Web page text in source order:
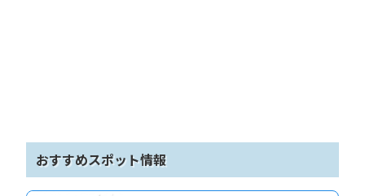
おすすめスポット情報